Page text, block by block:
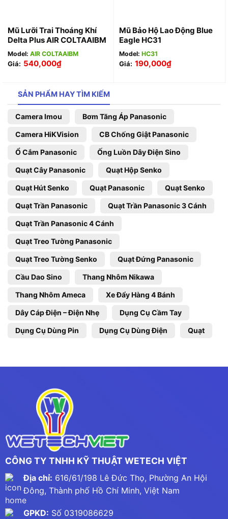
Mũ Lưỡi Trai Thoáng Khí
Delta Plus AIR COLTAAIBM
Model: AIR COLTAAIBM
Giá: 540,000₫
Mũ Bảo Hộ Lao Động Blue
Eagle HC31
Model: HC31
Giá: 190,000₫
SẢN PHẨM HAY TÌM KIẾM
Camera Imou Bơm Tăng Áp Panasonic
Camera HiKVision CB Chống Giật Panasonic
Ổ Cắm Panasonic Ống Luồn Dây Điện Sino
Quạt Cây Panasonic Quạt Hộp Senko
Quạt Hút Senko Quạt Panasonic Quạt Senko
Quạt Trần Panasonic Quạt Trần Panasonic 3 Cánh
Quạt Trần Panasonic 4 Cánh
Quạt Treo Tường Panasonic
Quạt Treo Tường Senko Quạt Đứng Panasonic
Cầu Dao Sino Thang Nhôm Nikawa
Thang Nhôm Ameca Xe Đẩy Hàng 4 Bánh
Dây Cáp Điện – Điện Nhẹ Dụng Cụ Cầm Tay
Dụng Cụ Dùng Pin Dụng Cụ Dùng Điện Quạt
CÔNG TY TNHH KỸ THUẬT WETECH VIỆT
Địa chỉ: 616/61/198 Lê Đức Thọ, Phường An Hội
Đông, Thành phố Hồ Chí Minh, Việt Nam
GPKD: Số 0319086629